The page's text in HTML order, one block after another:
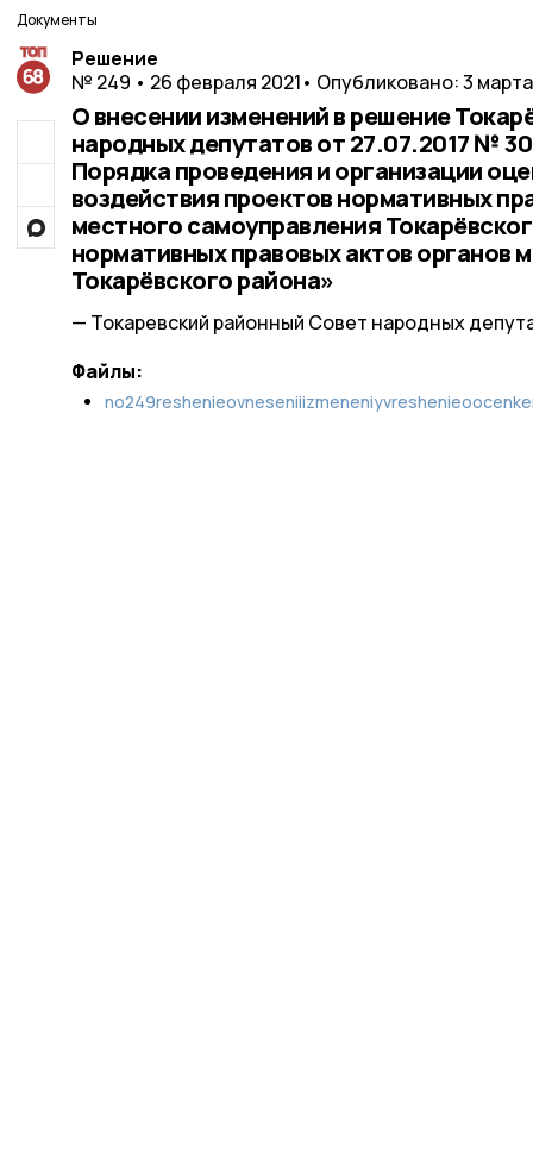
Документы
Решение
№ 249 • 26 февраля 2021• Опубликовано: 3
О внесении изменений в решение
народных депутатов от 27.07.2017 №
Порядка проведения и организации
воздействия проектов нормативных
местного самоуправления
нормативных правовых актов органов
Токарёвского района»
— Токаревский районный Совет народных
Файлы: